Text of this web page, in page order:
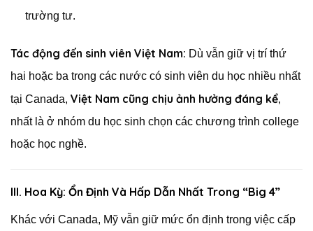
trường tư.
Tác động đến sinh viên Việt Nam: Dù vẫn giữ vị trí thứ
hai hoặc ba trong các nước có sinh viên du học nhiều nhất
tại Canada, Việt Nam cũng chịu ảnh hưởng đáng kể,
nhất là ở nhóm du học sinh chọn các chương trình college
hoặc học nghề.
III. Hoa Kỳ: Ổn Định Và Hấp Dẫn Nhất Trong “Big 4”
Khác với Canada, Mỹ vẫn giữ mức ổn định trong việc cấp